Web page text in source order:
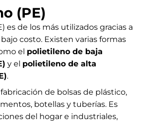
(PE)
es de los más utilizados gracias a
costo. Existen varias formas
el polietileno de baja
y el polietileno de alta
.
de bolsas de plástico,
botellas y tuberías. Es
del hogar e industriales,